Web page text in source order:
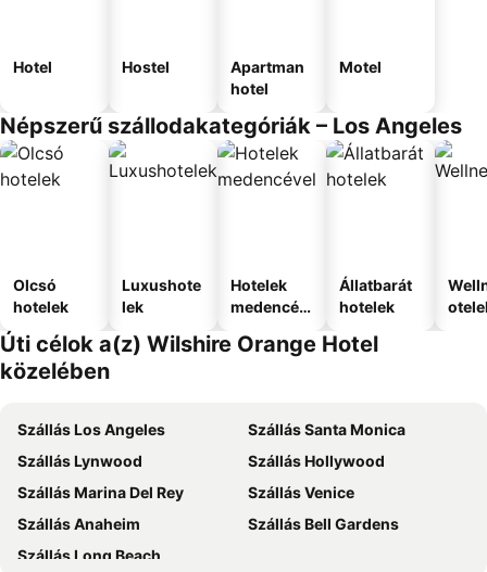
Hotel Hostel
Apartman
hotel
Motel
Népszerű szállodakategóriák – Los Angeles
Olcsó
hotelek
Luxushote
lek
Hotelek
medencév
Állatbarát
hotelek
Úti célok a(z) Wilshire Orange Hotel
közelében
Szállás Los Angeles
Szállás Santa Monica
Szállás Lynwood
Szállás Hollywood
Szállás Marina Del Rey
Szállás Venice
Szállás Anaheim
Szállás Bell Gardens
Szállás Long Beach